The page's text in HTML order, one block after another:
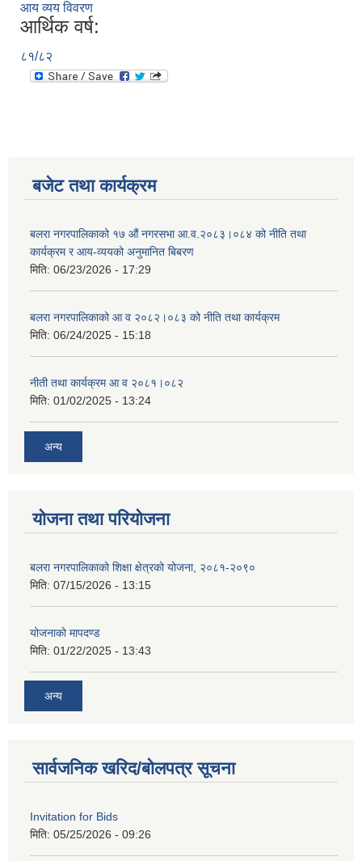
आय व्यय विवरण
आर्थिक वर्ष:
८१/८२
बजेट तथा कार्यक्रम
बलरा नगरपालिकाको १७ औं नगरसभा आ.व.२०८३।०८४ को नीति तथा
कार्यक्रम र आय-व्ययको अनुमानित बिबरण
मिति: 06/23/2026 - 17:29
बलरा नगरपालिकाको आ व २०८२।०८३ को नीति तथा कार्यक्रम
मिति: 06/24/2025 - 15:18
नीती तथा कार्यक्रम आ व २०८१।०८२
मिति: 01/02/2025 - 13:24
अन्य
योजना तथा परियोजना
बलरा नगरपालिकाको शिक्षा क्षेत्रको योजना, २०८१-२०९०
मिति: 07/15/2026 - 13:15
योजनाकाे मापदण्ड
मिति: 01/22/2025 - 13:43
अन्य
सार्वजनिक खरिद/बोलपत्र सूचना
Invitation for Bids
मिति: 05/25/2026 - 09:26